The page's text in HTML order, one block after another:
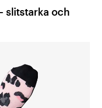
slitstarka och